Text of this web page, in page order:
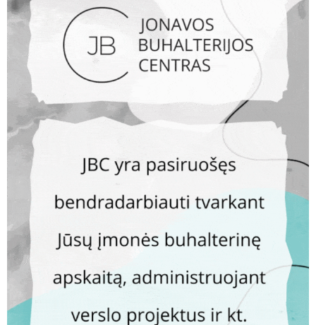
Atsiėmėte II pakopos lėšas? „Regitros“ atstovas pataria,
ką svarbu žinoti perkant automobilį
AKTUALIJOS
Mindaugas Sinkevičius patvirtintas Ministru Pirmininku
AKTUALIJOS
NŽT paaiškina, kada ir kaip paimama žemė visuomenės
poreikiams
Apdovanotas Kūrybinio rašymo konkurso „KEĨSTI arba
gyvenimas po mūsų“ laureatas